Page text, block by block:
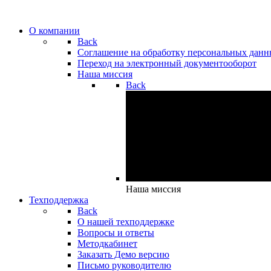
О компании
Back
Cоглашение на обработку персональных
Переход на электронный документооборот
Наша миссия
Back
Наша миссия
Техподдержка
Back
О нашей техподдержке
Вопросы и ответы
Методкабинет
Заказать Демо версию
Письмо руководителю